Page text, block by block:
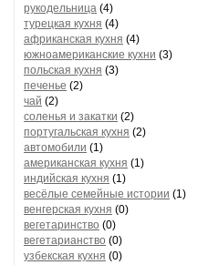
рукодельница (4)
турецкая кухня (4)
африканская кухня (4)
южноамериканские кухни (3)
польская кухня (3)
печенье (2)
чай (2)
соленья и закатки (2)
португальская кухня (2)
автомобили (1)
американская кухня (1)
индийская кухня (1)
весёлые семейные истории (1)
венгерская кухня (0)
вегетаринство (0)
вегетарианство (0)
узбекская кухня (0)